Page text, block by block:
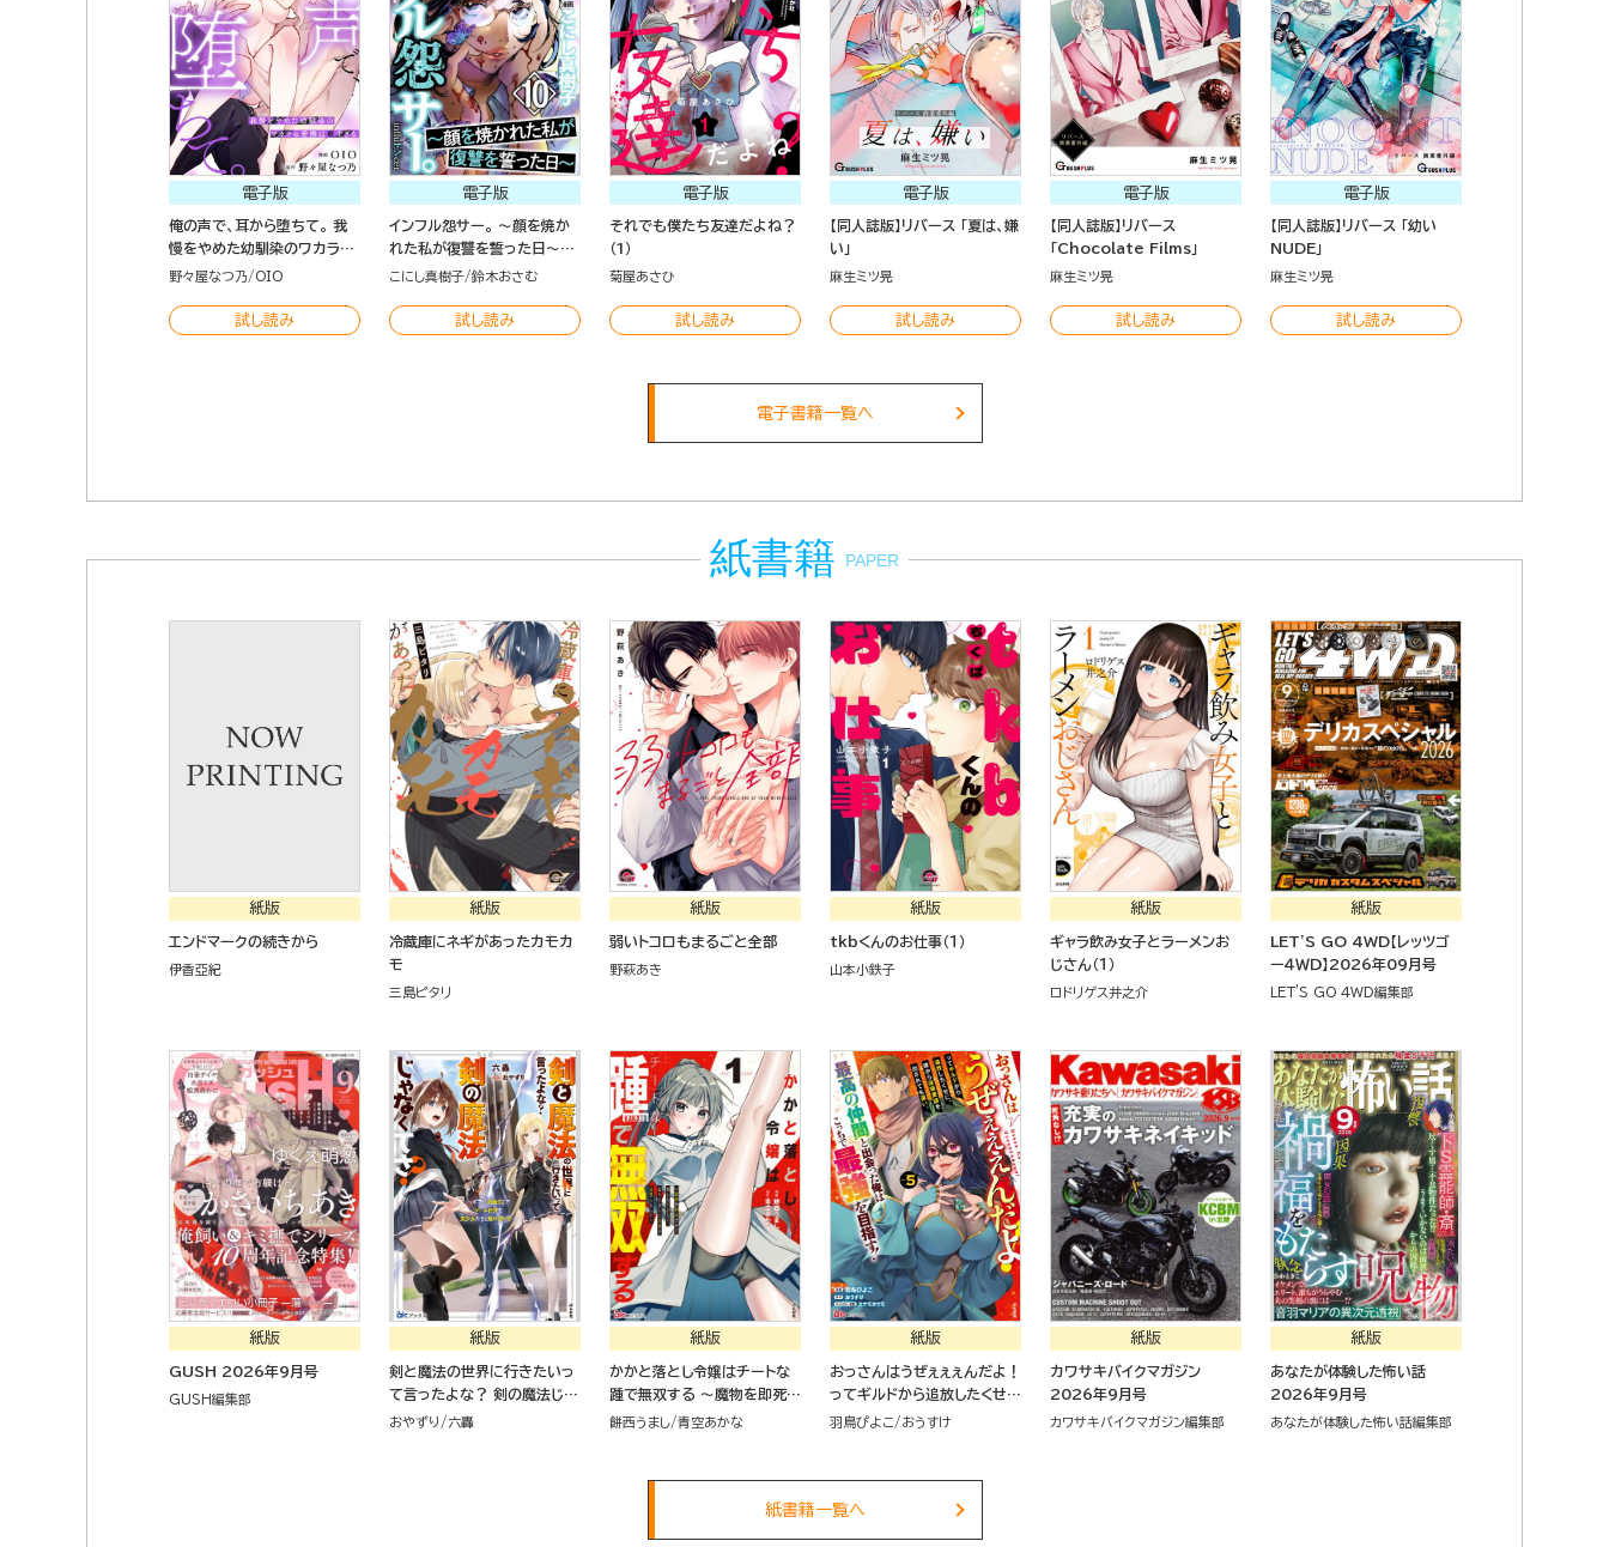
電子版
俺の声で、耳から堕ちて。 我
慢をやめた幼馴染のワカラセ
愛撫は重すぎる（分冊版）
野々屋なつ乃 OIO
試し読み
電子版
インフル怨サー。 ～顔を焼か
れた私が復讐を誓った日～
（10）
こにし真樹子 鈴木おさむ
試し読み
電子版
それでも僕たち友達だよね？
（1）
菊屋あさひ
試し読み
電子版
【同人誌版】リバース 「夏は、嫌
い」
麻生ミツ晃
試し読み
電子版
【同人誌版】リバース
「Chocolate Films」
麻生ミツ晃
試し読み
電子版
【同人誌版】リバース 「幼い
NUDE」
麻生ミツ晃
試し読み
電子書籍一覧へ
紙書籍 PAPER
紙版
エンドマークの続きから
伊香亞紀
紙版
冷蔵庫にネギがあったカモカ
モ
三島ピタリ
紙版
弱いトコロもまるごと全部
野萩あき
紙版
tkbくんのお仕事（１）
山本小鉄子
紙版
ギャラ飲み女子とラーメンお
じさん（１）
ロドリゲス井之介
紙版
LET'S GO 4WD【レッツゴ
ー４ＷＤ】2026年09月号
LET'S GO 4WD編集部
紙版
GUSH 2026年9月号
GUSH編集部
紙版
剣と魔法の世界に行きたいっ
て言ったよな？ 剣の魔法じゃ
なくてさ？ ～ギフト「剣魔法」
おやずり 六轟
紙版
かかと落とし令嬢はチートな
踵で無双する ～魔物を即死さ
せて楽しんでいたら、私を追放
餅西うまし 青空あかな
紙版
おっさんはうぜぇぇぇんだよ！
ってギルドから追放したくせ
に、後から復帰要請を出され
す！（５）
羽鳥ぴよこ おうすけ
紙版
カワサキバイクマガジン
2026年9月号
カワサキバイクマガジン編集部
紙版
あなたが体験した怖い話
2026年9月号
あなたが体験した怖い話編集部
紙書籍一覧へ